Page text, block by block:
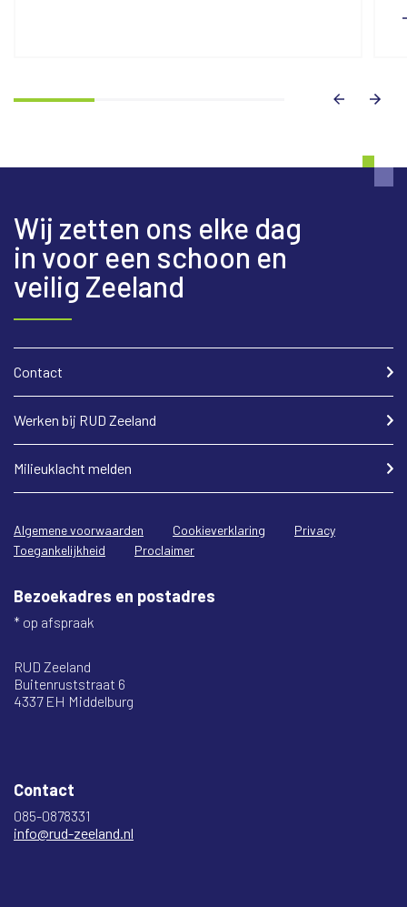
Wij zetten ons elke dag
in voor een schoon en
veilig Zeeland
Contact
Werken bij RUD Zeeland
Milieuklacht melden
Algemene voorwaarden Cookieverklaring
Privacy
Toegankelijkheid
Proclaimer
Bezoekadres en postadres
* op afspraak
RUD Zeeland
Buitenruststraat 6
4337 EH Middelburg
Contact
085-0878331
info@rud-zeeland.nl